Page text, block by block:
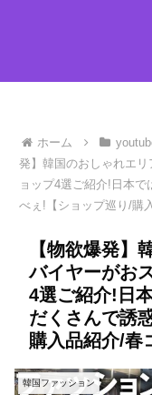
ホーム
発】韓国のおしゃれエ
ョップ4選ご紹介!日本
べぇ!【ショップ巡り/購
【物欲爆発】
バイヤーがお
4選ご紹介!日
だくさんで誘
購入品紹介/春
韓国ファッション